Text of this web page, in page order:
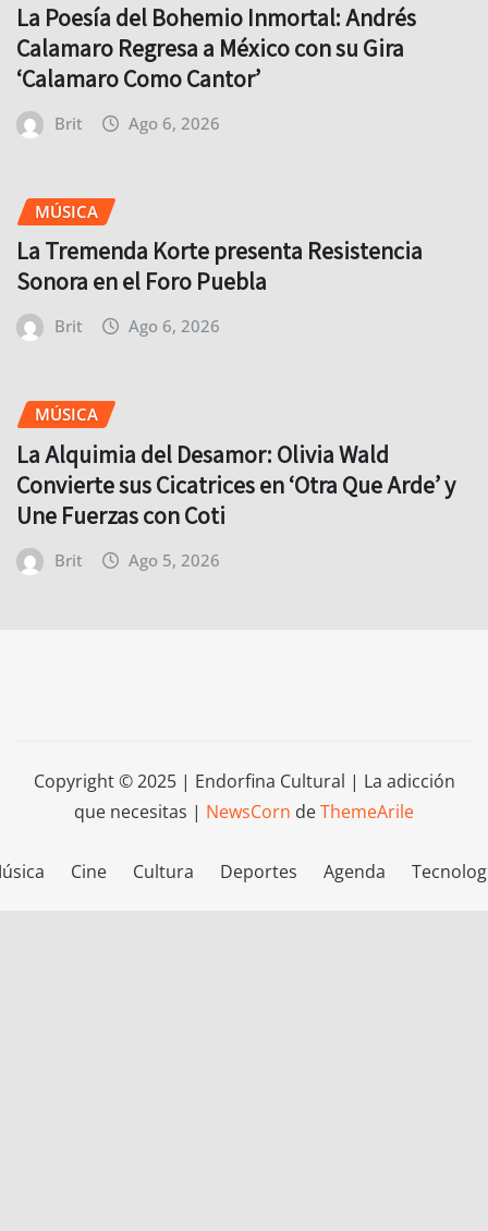
La Poesía del Bohemio Inmortal: Andrés
Calamaro Regresa a México con su Gira
‘Calamaro Como Cantor’
Brit Ago 6, 2026
MÚSICA
La Tremenda Korte presenta Resistencia
Sonora en el Foro Puebla
Brit Ago 6, 2026
MÚSICA
La Alquimia del Desamor: Olivia Wald
Convierte sus Cicatrices en ‘Otra Que Arde’ y
Une Fuerzas con Coti
Brit Ago 5, 2026
Copyright © 2025 | Endorfina Cultural | La adicción
que necesitas | NewsCorn deThemeArile
Cine Cultura Deportes Agenda